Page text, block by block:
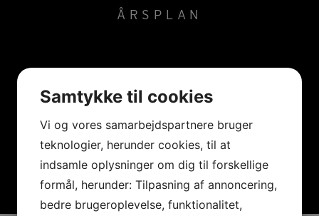
ÅRSPLAN
Samtykke til cookies
Vi og vores samarbejdspartnere bruger
teknologier, herunder cookies, til at
indsamle oplysninger om dig til forskellige
formål, herunder: Tilpasning af annoncering,
bedre brugeroplevelse, funktionalitet,